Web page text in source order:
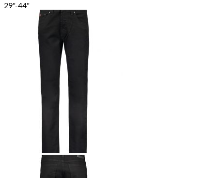
29"-44"